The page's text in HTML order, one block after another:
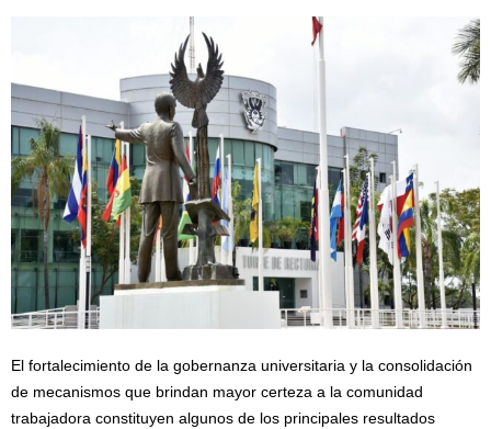
El fortalecimiento de la gobernanza universitaria y la consolidación
de mecanismos que brindan mayor certeza a la comunidad
trabajadora constituyen algunos de los principales resultados